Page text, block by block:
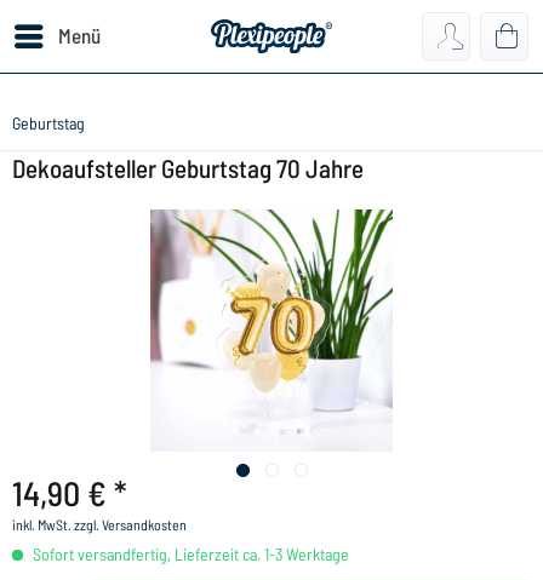
Menü
Geburtstag
Dekoaufsteller Geburtstag 70 Jahre
14,90 € *
inkl. MwSt. zzgl. Versandkosten
Sofort versandfertig, Lieferzeit ca. 1-3 Werktage